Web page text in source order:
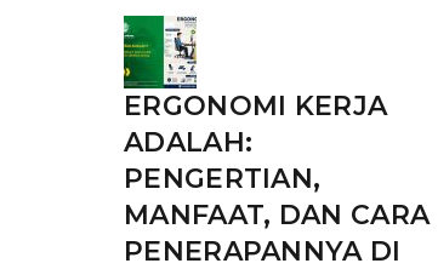
ERGONOMI KERJA
ADALAH:
PENGERTIAN,
MANFAAT, DAN CARA
PENERAPANNYA DI